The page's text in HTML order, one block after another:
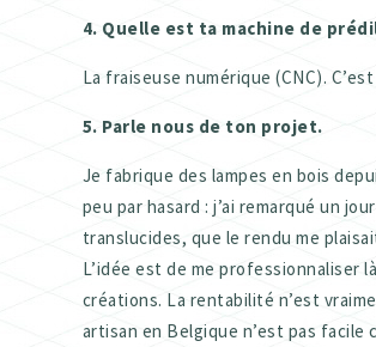
4. Quelle est ta machine de
La fraiseuse numérique (CNC).
5. Parle nous de ton projet.
Je fabrique des lampes en bois
peu par hasard : j’ai remarqué un
translucides, que le rendu me
L’idée est de me professionnaliser
créations. La rentabilité n’est
artisan en Belgique n’est pas